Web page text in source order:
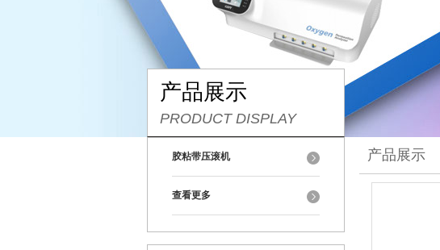
产品展示
PRODUCT DISPLAY
胶粘带压滚机
查看更多
产品展示